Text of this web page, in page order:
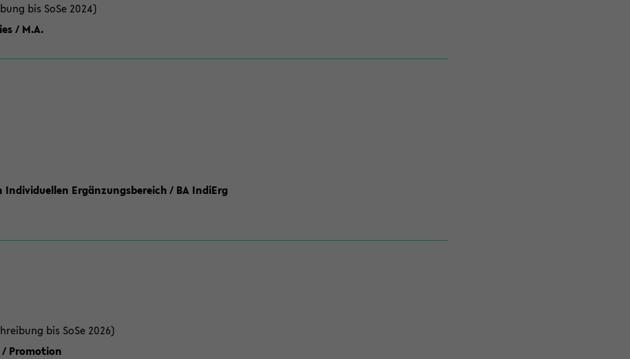
bis SoSe 2024)
/ M.A.
Individuellen Ergänzungsbereich / BA IndiErg
bis SoSe 2026)
/ Promotion